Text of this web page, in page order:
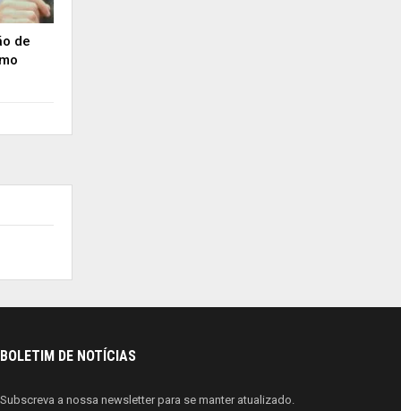
de
BOLETIM DE NOTÍCIAS
Subscreva a nossa newsletter para se manter atualizado.